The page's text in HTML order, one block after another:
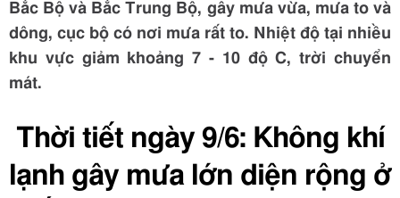
Bắc Bộ và Bắc Trung Bộ, gây mưa vừa, mưa to và
dông, cục bộ có nơi mưa rất to. Nhiệt độ tại nhiều
khu vực giảm khoảng 7 - 10 độ C, trời chuyển
mát.
Thời tiết ngày 9/6: Không khí
lạnh gây mưa lớn diện rộng ở